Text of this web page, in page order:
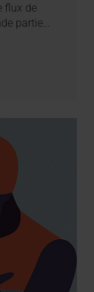
flux de
partie…